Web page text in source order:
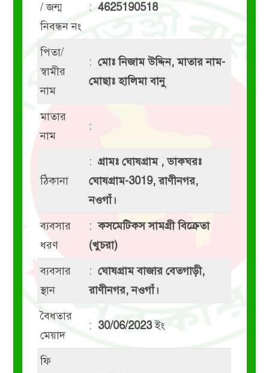
/ জন্ম
নিবন্ধন নং
:4625190518
পিতা/
স্বামীর
নাম
:মোঃ নিজাম উদ্দিন, মাতার নাম-
মোছাঃ হালিমা বানু
মাতার
নাম
:
ঠিকানা
:গ্রামঃ ঘোষগ্রাম , ডাকঘরঃ
ঘোষগ্রাম-3019, রাণীনগর,
নওগাঁ।
ব্যবসার
ধরণ
:কসমেটিকস সামগ্রী বিক্রেতা
(খুচরা)
ব্যবসার
স্থান
:ঘোষগ্রাম বাজার বেতগাড়ী,
রাণীনগর, নওগাঁ।
বৈধতার
মেয়াদ
: 30/06/2023ইং
ফি